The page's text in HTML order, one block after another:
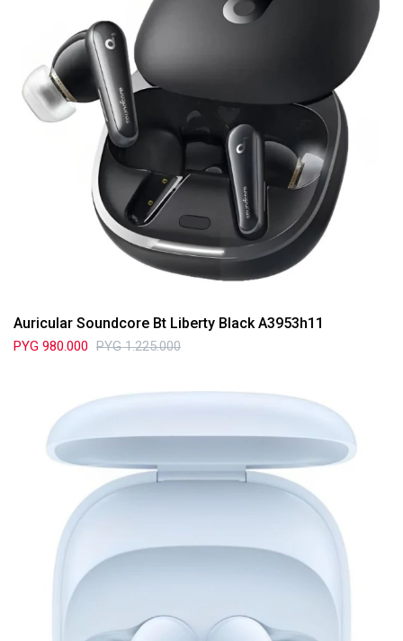
Auricular Soundcore Bt Liberty Black A3953h11
PYG 980.000 PYG 1.225.000